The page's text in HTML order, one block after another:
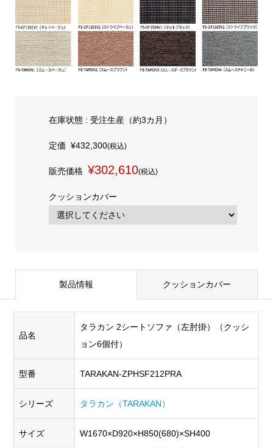
在庫状態 : 受注生産（約3カ月）
定価 ¥432,300(税込)
販売価格 ¥302,610(税込)
クッションカバー
製品情報 クッションカバー
品名
タラカン 2シートソファ（左肘掛）（クッシ
ョン6個付）
型番 TARAKAN-ZPHSF212PRA
シリーズ タラカン（TARAKAN）
サイズ W1670×D920×H850(680)×SH400